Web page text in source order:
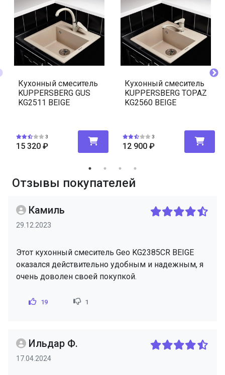
Кухонный смеситель
KUPPERSBERG GUS
KG2511 BEIGE
3
15 320 ₽
Кухонный смеситель
KUPPERSBERG TOPAZ
KG2560 BEIGE
3
12 900 ₽
Отзывы покупателей
Камиль
29.12.2023
Этот кухонный смеситель Geo KG2385CR BEIGE
оказался действительно удобным и надежным, я
очень доволен своей покупкой.
19 1
Ильдар Ф.
17.04.2024